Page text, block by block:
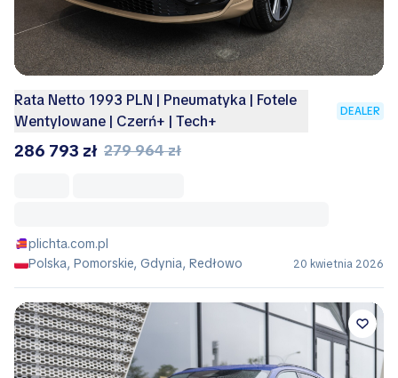
Rata Netto 1993 PLN | Pneumatyka | Fotele
Wentylowane | Czerń+ | Tech+
DEALER
286 793 zł 279 964 zł
plichta.com.pl
Polska, Pomorskie, Gdynia, Redłowo
20 kwietnia 2026